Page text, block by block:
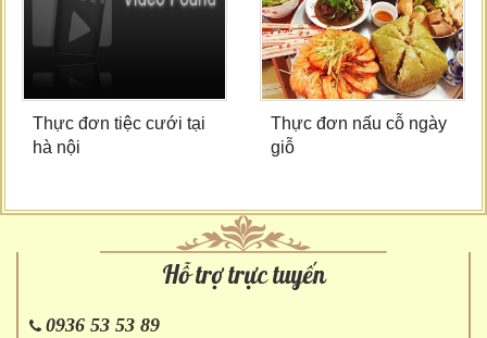
Thực đơn tiệc cưới tại
hà nội
Thực đơn nấu cỗ ngày
giỗ
Hỗ trợ trực tuyến
0936 53 53 89